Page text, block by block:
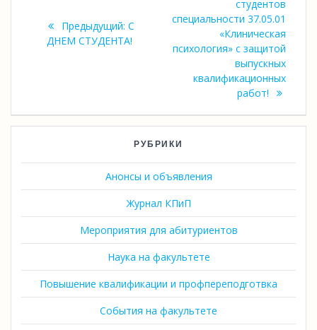
записям
Предыдущий: Предыдущая
запись:
С
ДНЕМ СТУДЕНТА!
студентов
специальности 37.05.01
«Клиническая
психология» с защитой
выпускных
квалификационных
работ!
РУБРИКИ
Анонсы и объявления
Журнал КПиП
Мероприятия для абитуриентов
Наука на факультете
Повышение квалификации и профпереподготвка
События на факультете